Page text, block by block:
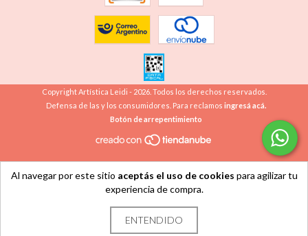
Al navegar por este sitio aceptás el uso de cookies para agilizar tu
experiencia de compra.
ENTENDIDO
Copyright Artística Leidi - 2026. Todos los derechos reservados.
Defensa de las y los consumidores. Para reclamos ingresá acá.
Botón de arrepentimiento